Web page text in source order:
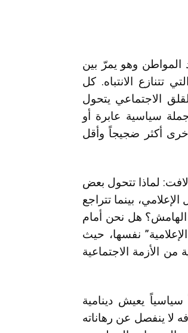
المواطن وهو يمرّ بين
تتنازع الانتباه. كل
الاجتماعي يتحول
سياسية عابرة أو
أكثر ضجيجاً وأقل
لماذا تتحول بعض
بينما تتراجع
الهامش؟ هل نحن أمام
نفسها، حيث
الأزمة الاجتماعية
سياسياً يعيش دينامية
لا ينفصل عن رهاناته